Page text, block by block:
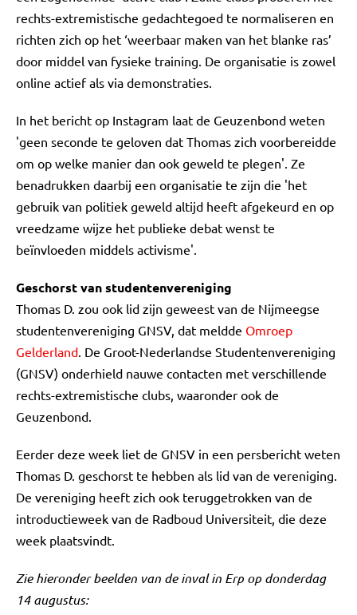
rechts-extremistische gedachtegoed te normaliseren en
richten zich op het ‘weerbaar maken van het blanke ras’
door middel van fysieke training. De organisatie is zowel
online actief als via demonstraties.
In het bericht op Instagram laat de Geuzenbond weten
'geen seconde te geloven dat Thomas zich voorbereidde
om op welke manier dan ook geweld te plegen'. Ze
benadrukken daarbij een organisatie te zijn die 'het
gebruik van politiek geweld altijd heeft afgekeurd en op
vreedzame wijze het publieke debat wenst te
beïnvloeden middels activisme'.
Geschorst van studentenvereniging
Thomas D. zou ook lid zijn geweest van de Nijmeegse
studentenvereniging GNSV, dat meldde Omroep
Gelderland. De Groot-Nederlandse Studentenvereniging
(GNSV) onderhield nauwe contacten met verschillende
rechts-extremistische clubs, waaronder ook de
Geuzenbond.
Eerder deze week liet de GNSV in een persbericht weten
Thomas D. geschorst te hebben als lid van de vereniging.
De vereniging heeft zich ook teruggetrokken van de
introductieweek van de Radboud Universiteit, die deze
week plaatsvindt.
Zie hieronder beelden van de inval in Erp op donderdag
14 augustus: